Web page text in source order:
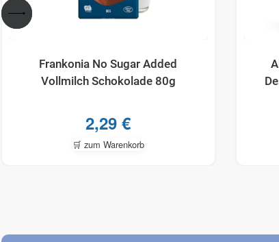
Frankonia No Sugar Added
Vollmilch Schokolade 80g
2,29€
🛒 zum Warenkorb